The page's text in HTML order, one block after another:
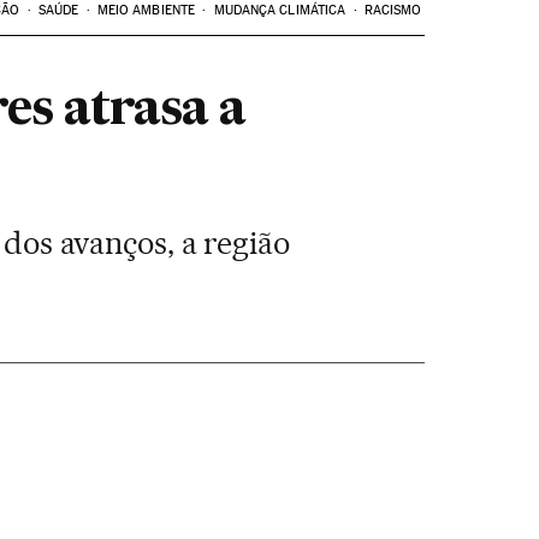
SAÚDE MEIO AMBIENTE MUDANÇA CLIMÁTICA RACISMO
atrasa a
avanços, a região